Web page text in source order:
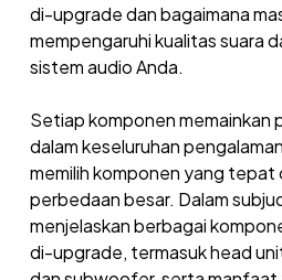
di-upgrade dan bagaimana
mempengaruhi kualitas suara
sistem audio Anda.
Setiap komponen memainkan
dalam keseluruhan
memilih komponen yang
perbedaan besar. Dalam
menjelaskan berbagai
di-upgrade, termasuk head